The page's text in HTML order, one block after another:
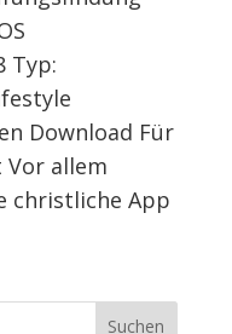
Typ:
Download Für
allem
christliche App